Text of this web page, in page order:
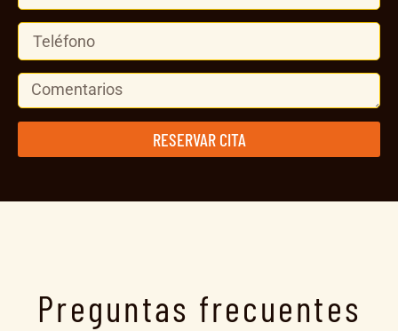
RESERVAR CITA
Preguntas frecuentes